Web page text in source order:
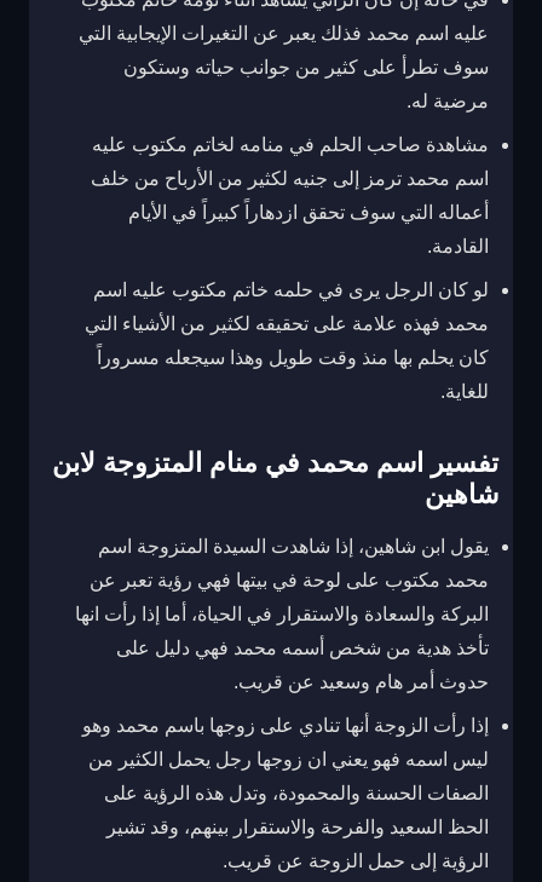
عليه اسم محمد فذلك يعبر عن التغيرات الإيجابية التي
سوف تطرأ على كثير من جوانب حياته وستكون
مرضية له.
مشاهدة صاحب الحلم في منامه لخاتم مكتوب عليه
اسم محمد ترمز إلى جنيه لكثير من الأرباح من خلف
أعماله التي سوف تحقق ازدهاراً كبيراً في الأيام
القادمة.
لو كان الرجل يرى في حلمه خاتم مكتوب عليه اسم
محمد فهذه علامة على تحقيقه لكثير من الأشياء التي
كان يحلم بها منذ وقت طويل وهذا سيجعله مسروراً
للغاية.
تفسير اسم محمد في منام المتزوجة لابن
شاهين
يقول ابن شاهين، إذا شاهدت السيدة المتزوجة اسم
محمد مكتوب على لوحة في بيتها فهي رؤية تعبر عن
البركة والسعادة والاستقرار في الحياة، أما إذا رأت انها
تأخذ هدية من شخص أسمه محمد فهي دليل على
حدوث أمر هام وسعيد عن قريب.
إذا رأت الزوجة أنها تنادي على زوجها باسم محمد وهو
ليس اسمه فهو يعني ان زوجها رجل يحمل الكثير من
الصفات الحسنة والمحمودة، وتدل هذه الرؤية على
الحظ السعيد والفرحة والاستقرار بينهم، وقد تشير
الرؤية إلى حمل الزوجة عن قريب.